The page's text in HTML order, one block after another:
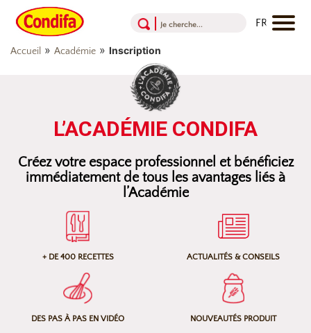
Aller au contenu
Aller au menu
Aller au pied de page
Accueil » Académie » Inscription
L’ACADÉMIE CONDIFA
Créez votre espace professionnel et bénéficiez
immédiatement de tous les avantages liés à
l’Académie
+ DE 400 RECETTES ACTUALITÉS & CONSEILS
DES PAS À PAS EN VIDÉO NOUVEAUTÉS PRODUIT